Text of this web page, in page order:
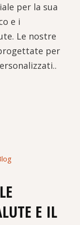
per la sua
e i
Le nostre
per
E IL